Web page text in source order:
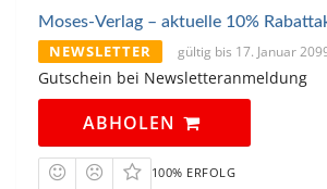
Moses-Verlag – aktuelle 10%
NEWSLETTER gültig bis 17. Januar
Gutschein bei Newsletteranmeldung
ABHOLEN
100% ERFOLG